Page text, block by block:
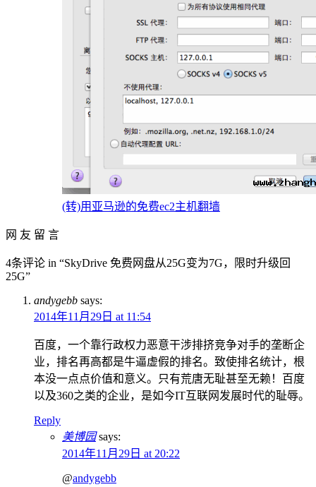
(转)用亚马逊的免费ec2主机翻墙
网 友 留 言
4条评论 in “SkyDrive 免费网盘从25G变为7G，限时升级回
25G”
andygebb says:
2014年11月29日 at 11:54
百度，一个靠行政权力恶意干涉排挤竞争对手的垄断企
业，排名再高都是牛逼虚假的排名。致使排名统计，根
本没一点点价值和意义。只有荒唐无耻甚至无赖！百度
以及360之类的企业，是如今IT互联网发展时代的耻辱。
Reply
美博园 says:
2014年11月29日 at 20:22
@andygebb